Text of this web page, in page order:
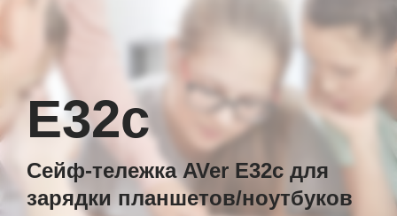
E32c
Сейф-тележка AVer E32c для
зарядки планшетов/ноутбуков